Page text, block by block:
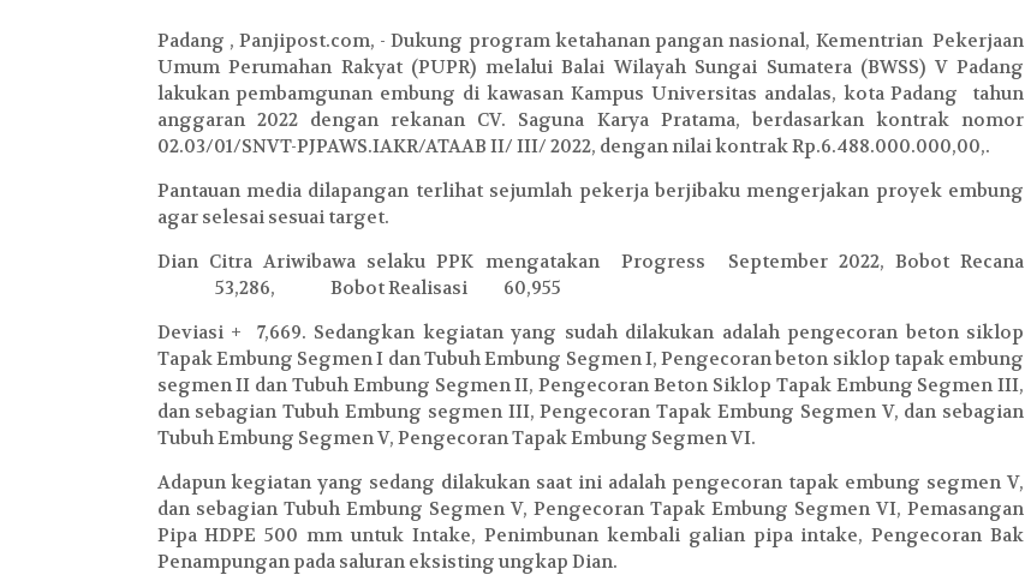
Padang , Panjipost.com, - Dukung program ketahanan pangan nasional, Kementrian Pekerjaan
Umum Perumahan Rakyat (PUPR) melalui Balai Wilayah Sungai Sumatera (BWSS) V Padang
lakukan pembamgunan embung di kawasan Kampus Universitas andalas, kota Padang tahun
anggaran 2022 dengan rekanan CV. Saguna Karya Pratama, berdasarkan kontrak nomor
02.03/01/SNVT-PJPAWS.IAKR/ATAAB II/ III/ 2022, dengan nilai kontrak Rp.6.488.000.000,00,.
Pantauan media dilapangan terlihat sejumlah pekerja berjibaku mengerjakan proyek embung
agar selesai sesuai target.
Dian Citra Ariwibawa selaku PPK mengatakan Progress September 2022, Bobot Recana
53,286,
Bobot Realisasi
60,955
Deviasi + 7,669. Sedangkan kegiatan yang sudah dilakukan adalah pengecoran beton siklop
Tapak Embung Segmen I dan Tubuh Embung Segmen I, Pengecoran beton siklop tapak embung
segmen II dan Tubuh Embung Segmen II, Pengecoran Beton Siklop Tapak Embung Segmen III,
dan sebagian Tubuh Embung segmen III, Pengecoran Tapak Embung Segmen V, dan sebagian
Tubuh Embung Segmen V, Pengecoran Tapak Embung Segmen VI.
Adapun kegiatan yang sedang dilakukan saat ini adalah pengecoran tapak embung segmen V,
dan sebagian Tubuh Embung Segmen V, Pengecoran Tapak Embung Segmen VI, Pemasangan
Pipa HDPE 500 mm untuk Intake, Penimbunan kembali galian pipa intake, Pengecoran Bak
Penampungan pada saluran eksisting ungkap Dian.